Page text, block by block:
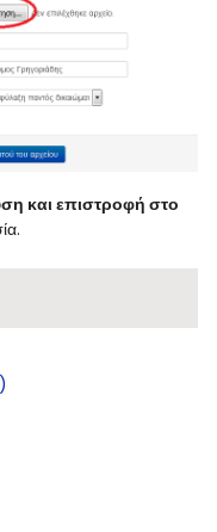
και επιστροφή στο
εργασία.